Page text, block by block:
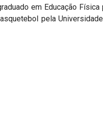
em Educação
pela